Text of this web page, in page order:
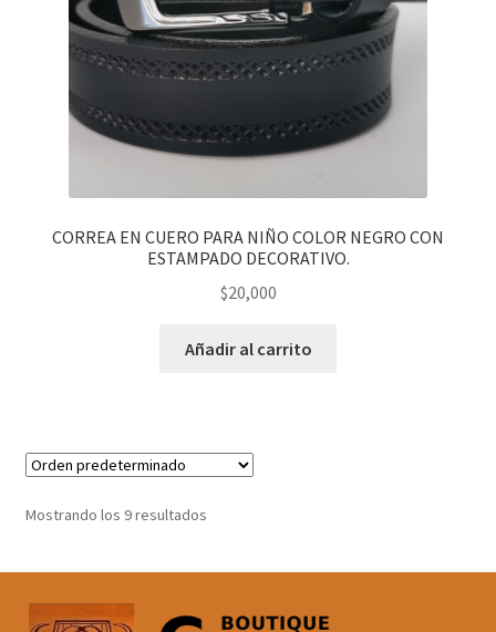
CORREA EN CUERO PARA NIÑO COLOR NEGRO CON
ESTAMPADO DECORATIVO.
$20,000
Añadir al carrito
Mostrando los 9 resultados